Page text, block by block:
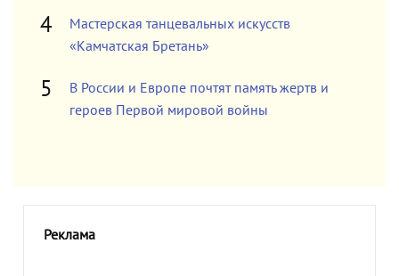
Мастерская танцевальных искусств
«Камчатская Бретань»
В России и Европе почтят память жертв и
героев Первой мировой войны
Реклама